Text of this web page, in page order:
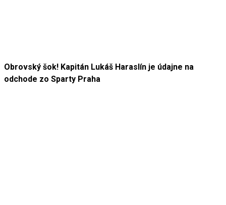
Obrovský šok! Kapitán Lukáš Haraslín je údajne na
odchode zo Sparty Praha